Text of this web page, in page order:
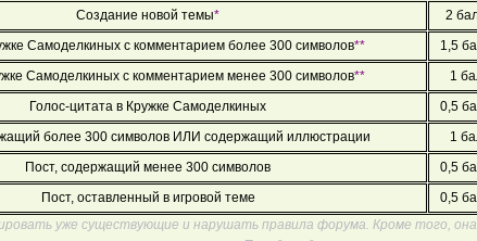
Создание новой темы*
2
Самоделкиных с комментарием более 300 символов**
1,5
Самоделкиных с комментарием менее 300 символов**
1
Голос-цитата в Кружке Самоделкиных
0,5
более 300 символов ИЛИ содержащий иллюстрации
1
Пост, содержащий менее 300 символов
0,5
Пост, оставленный в игровой теме
0,5
уже существующие и нарушать правила форума. Кроме того,